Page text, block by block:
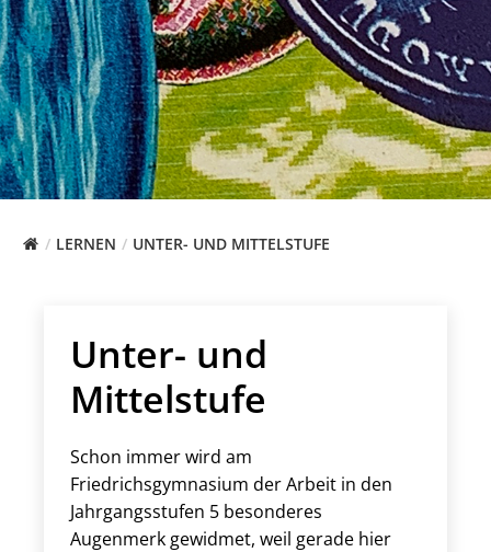
LERNEN UNTER- UND MITTELSTUFE
Unter- und
Mittelstufe
Schon immer wird am
Friedrichsgymnasium der Arbeit in den
Jahrgangsstufen 5 besonderes
Augenmerk gewidmet, weil gerade hier